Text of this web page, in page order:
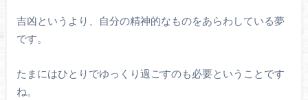
吉凶というより、自分の精神的なものをあらわしている夢
です。
たまにはひとりでゆっくり過ごすのも必要ということです
ね。